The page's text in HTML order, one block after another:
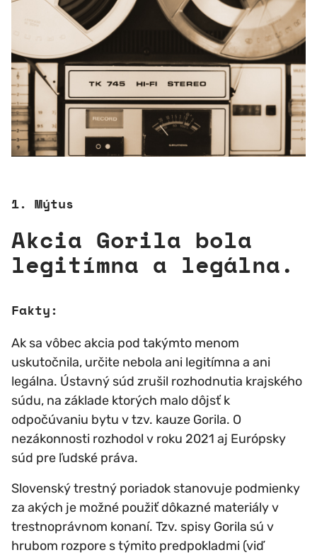
1. Mýtus
Akcia Gorila bola
legitímna a legálna.
Fakty:
Ak sa vôbec akcia pod takýmto menom
uskutočnila, určite nebola ani legitímna a ani
legálna. Ústavný súd zrušil rozhodnutia krajského
súdu, na základe ktorých malo dôjsť k
odpočúvaniu bytu v tzv. kauze Gorila. O
nezákonnosti rozhodol v roku 2021 aj Európsky
súd pre ľudské práva.
Slovenský trestný poriadok stanovuje podmienky
za akých je možné použiť dôkazné materiály v
trestnoprávnom konaní. Tzv. spisy Gorila sú v
hrubom rozpore s týmito predpokladmi (viď